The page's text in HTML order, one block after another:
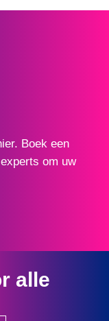
Boek een
om uw
alle